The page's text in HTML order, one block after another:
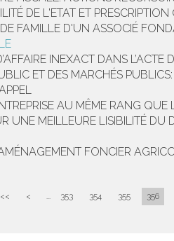
DE L'ETAT ET
FAMILLE D'UN ASSOCIÉ
INEXACT DANS L’ACTE
ET DES MARCHÉS
AU MÊME RANG
UNE MEILLEURE LISIBILITÉ DU
FONCIER
<< < ... 353 354 355 356